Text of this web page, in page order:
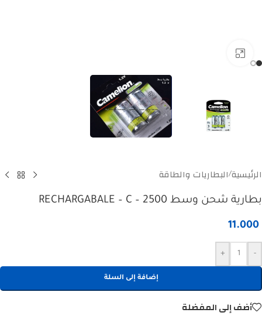
الرئيسية/البطاريات والطاقة
بطارية شحن وسط RECHARGABALE – C – 2500
11.000
-
+
إضافة إلى السلة
أضف إلى المفضلة